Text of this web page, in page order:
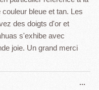
bleue et tan. Les
des doigts d'or et
s'exhibe avec
joie. Un grand merci
...